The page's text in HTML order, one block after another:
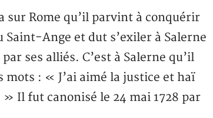
sur Rome qu’il parvint à conquérir
Saint-Ange et dut s’exiler à Salerne
ses alliés. C’est à Salerne qu’il
mots : « J’ai aimé la justice et haï
Il fut canonisé le 24 mai 1728 par